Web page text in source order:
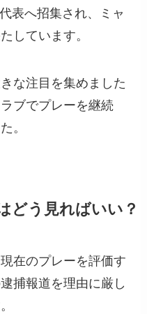
表へ招集され、ミャ
しています。
な注目を集めました
ブでプレーを継続
。
どう見ればいい？
在のプレーを評価す
捕報道を理由に厳し